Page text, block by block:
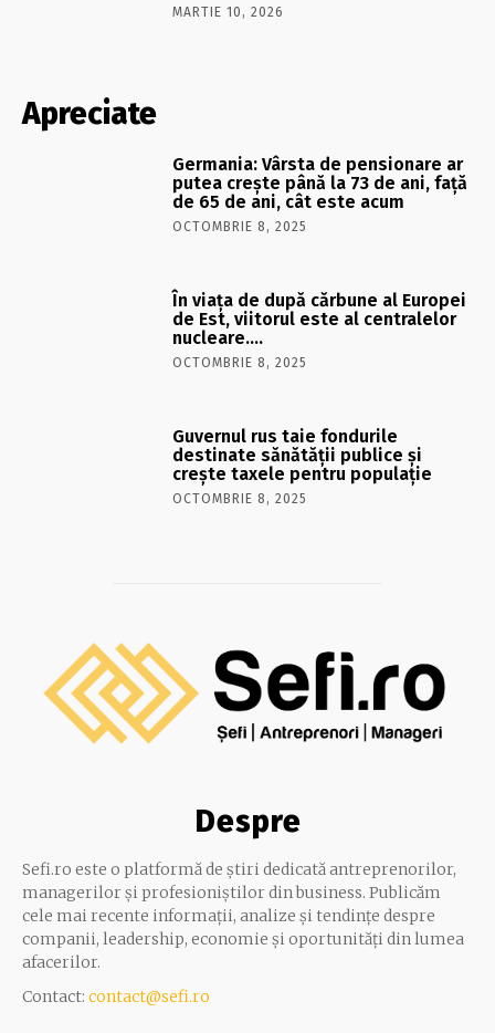
MARTIE 10, 2026
Apreciate
Germania: Vârsta de pensionare ar
putea crește până la 73 de ani, față
de 65 de ani, cât este acum
OCTOMBRIE 8, 2025
În viaţa de după cărbune al Europei
de Est, viitorul este al centralelor
nucleare….
OCTOMBRIE 8, 2025
Guvernul rus taie fondurile
destinate sănătății publice și
crește taxele pentru populație
OCTOMBRIE 8, 2025
Despre
Sefi.ro este o platformă de știri dedicată antreprenorilor,
managerilor și profesioniștilor din business. Publicăm
cele mai recente informații, analize și tendințe despre
companii, leadership, economie și oportunități din lumea
afacerilor.
Contact: contact@sefi.ro